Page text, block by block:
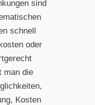
sind
schnell
oder
man die
Kosten